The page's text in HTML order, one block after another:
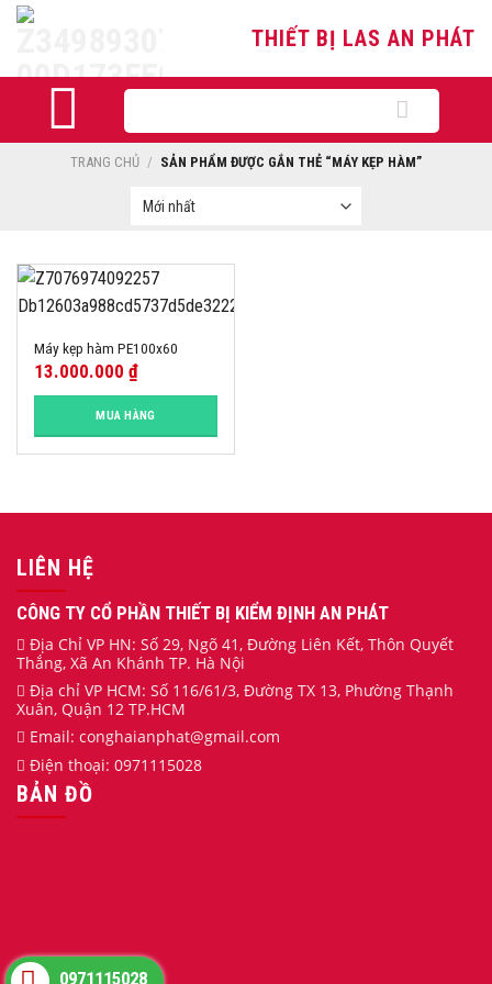
Skip
THIẾT BỊ LAS AN PHÁT
kiếm:
TRANG CHỦ / SẢN PHẨM ĐƯỢC GẮN THẺ “MÁY KẸP HÀM”
Máy kẹp hàm PE100x60
13.000.000 ₫
MUA HÀNG
LIÊN HỆ
CÔNG TY CỔ PHẦN THIẾT BỊ KIỂM ĐỊNH AN PHÁT
Địa Chỉ VP HN: Số 29, Ngõ 41, Đường Liên Kết, Thôn Quyết
Thắng, Xã An Khánh TP. Hà Nội
Địa chỉ VP HCM: Số 116/61/3, Đường TX 13, Phường Thạnh
Xuân, Quận 12 TP.HCM
Email: conghaianphat@gmail.com
Điện thoại: 0971115028
BẢN ĐỒ
0971115028